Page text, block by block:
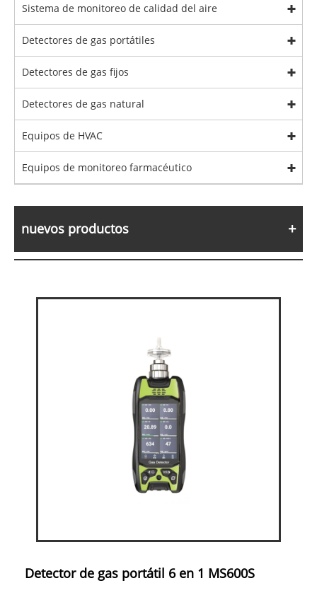
Sistema de monitoreo de calidad del aire
Detectores de gas portátiles
Detectores de gas fijos
Detectores de gas natural
Equipos de HVAC
Equipos de monitoreo farmacéutico
nuevos productos
Detector de gas portátil 6 en 1 MS600S